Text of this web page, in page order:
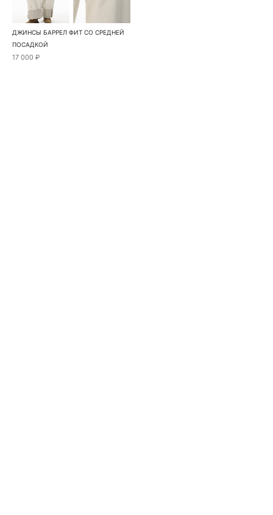
ДЖИНСЫ БАРРЕЛ ФИТ СО СРЕДНЕЙ
ПОСАДКОЙ
17 000 ₽